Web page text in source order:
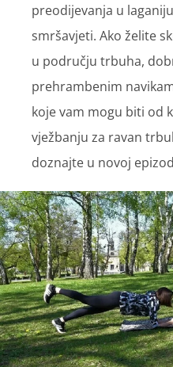
preodijevanja u
smršavjeti. Ako želite
u području trbuha,
prehrambenim
koje vam mogu biti od
vježbanju za ravan
doznajte u novoj